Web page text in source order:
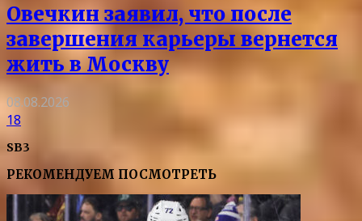
Овечкин заявил, что после
завершения карьеры вернется
жить в Москву
08.08.2026
18
SB3
РЕКОМЕНДУЕМ ПОСМОТРЕТЬ